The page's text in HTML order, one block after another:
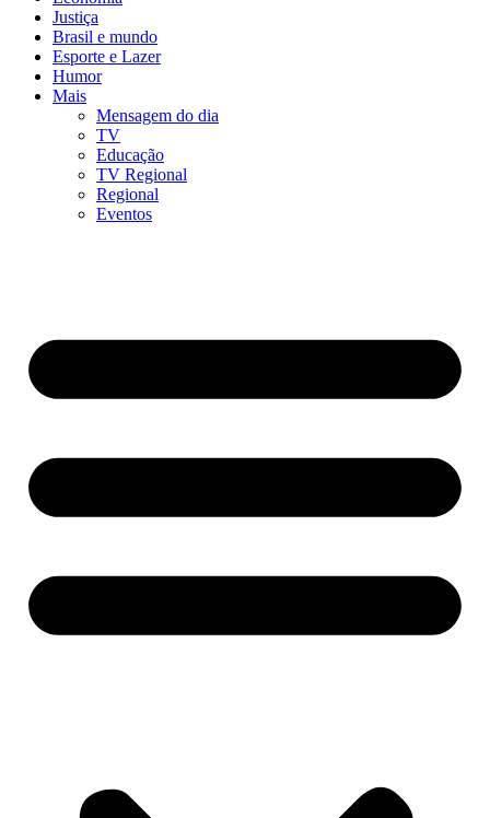
Justiça
Brasil e mundo
Esporte e Lazer
Humor
Mais
Mensagem do dia
TV
Educação
TV Regional
Regional
Eventos